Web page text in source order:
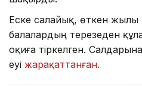
Еске салайық, өткен
балалардың терезеден
оқиға тіркелген.
еуі жарақаттанған.